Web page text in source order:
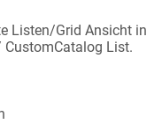
Listen/Grid Ansicht in
CustomCatalog List.